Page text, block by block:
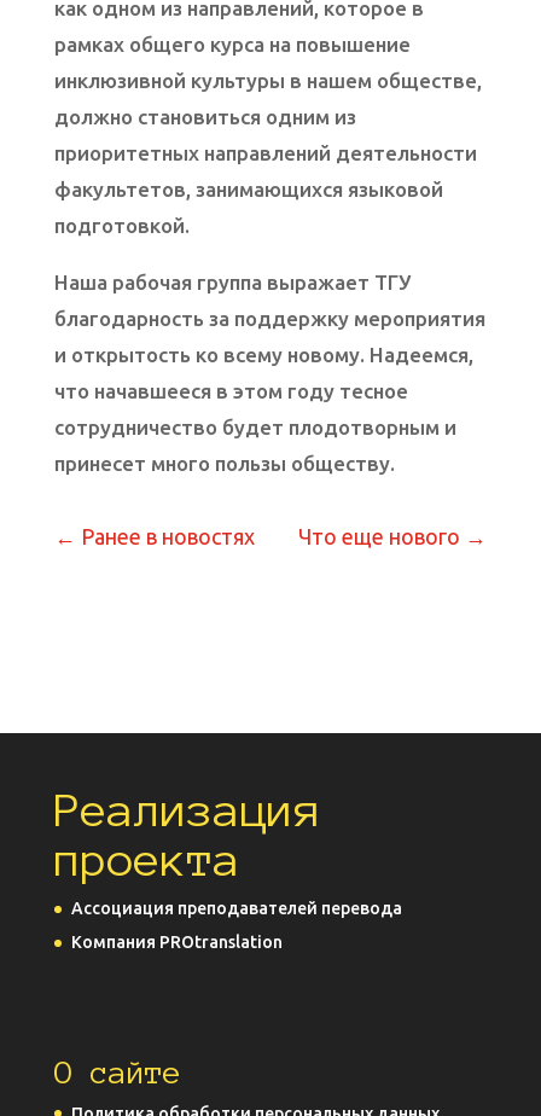
как одном из направлений, которое в
рамках общего курса на повышение
инклюзивной культуры в нашем обществе,
должно становиться одним из
приоритетных направлений деятельности
факультетов, занимающихся языковой
подготовкой.
Наша рабочая группа выражает ТГУ
благодарность за поддержку мероприятия
и открытость ко всему новому. Надеемся,
что начавшееся в этом году тесное
сотрудничество будет плодотворным и
принесет много пользы обществу.
← Ранее в новостях Что еще нового →
Реализация
проекта
Ассоциация преподавателей перевода
Компания PROtranslation
О сайте